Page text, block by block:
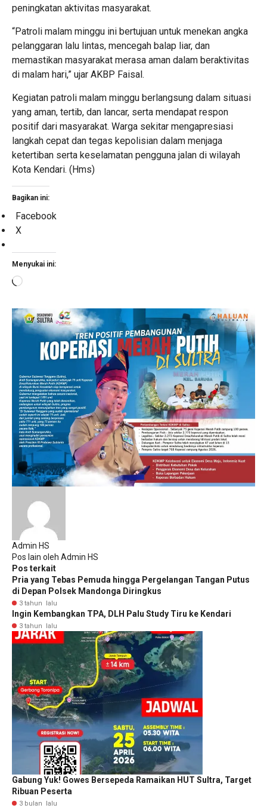
peningkatan aktivitas masyarakat.
“Patroli malam minggu ini bertujuan untuk menekan angka
pelanggaran lalu lintas, mencegah balap liar, dan
memastikan masyarakat merasa aman dalam beraktivitas
di malam hari,” ujar AKBP Faisal.
Kegiatan patroli malam minggu berlangsung dalam situasi
yang aman, tertib, dan lancar, serta mendapat respon
positif dari masyarakat. Warga sekitar mengapresiasi
langkah cepat dan tegas kepolisian dalam menjaga
ketertiban serta keselamatan pengguna jalan di wilayah
Kota Kendari. (Hms)
Bagikan ini:
Facebook
X
Menyukai ini:
Memuat...
Admin HS
Pos lain oleh Admin HS
Pos terkait
Pria yang Tebas Pemuda hingga Pergelangan Tangan Putus
di Depan Polsek Mandonga Diringkus
3 tahun lalu
Ingin Kembangkan TPA, DLH Palu Study Tiru ke Kendari
3 tahun lalu
Gabung Yuk! Gowes Bersepeda Ramaikan HUT Sultra, Target
Ribuan Peserta
3 bulan lalu